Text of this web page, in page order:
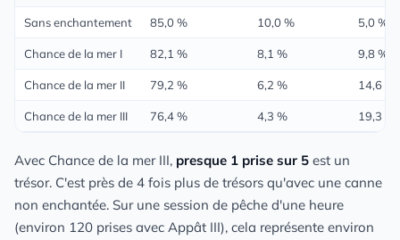
Sans enchantement 85,0 % 10,0 % 5,0 %
Chance de la mer I 82,1 % 8,1 % 9,8 %
Chance de la mer II 79,2 % 6,2 % 14,6 %
Chance de la mer III 76,4 % 4,3 % 19,3 %
Avec Chance de la mer III, presque 1 prise sur 5 est un
trésor. C'est près de 4 fois plus de trésors qu'avec une canne
non enchantée. Sur une session de pêche d'une heure
(environ 120 prises avec Appât III), cela représente environ